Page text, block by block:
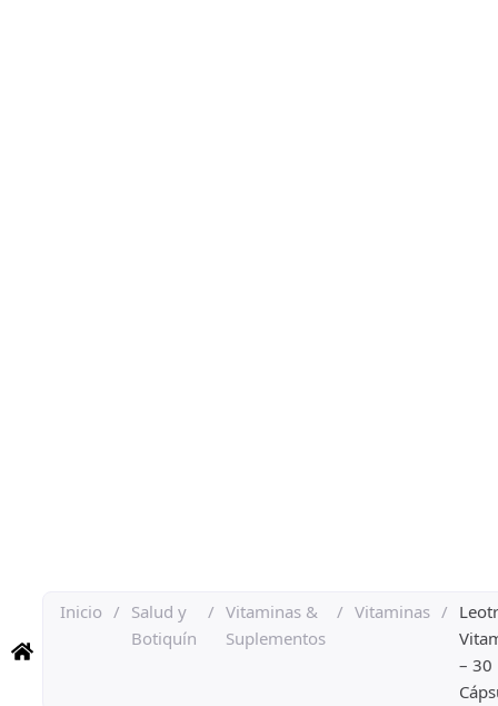
Inicio / Salud y
Botiquín
/ Vitaminas &
Suplementos
/ Vitaminas /
– 30